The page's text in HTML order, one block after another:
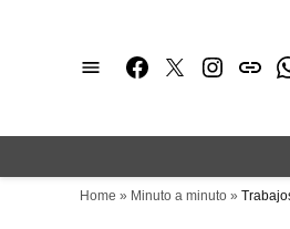
Facebook
Twitter issuu
Home » Minuto a minuto »